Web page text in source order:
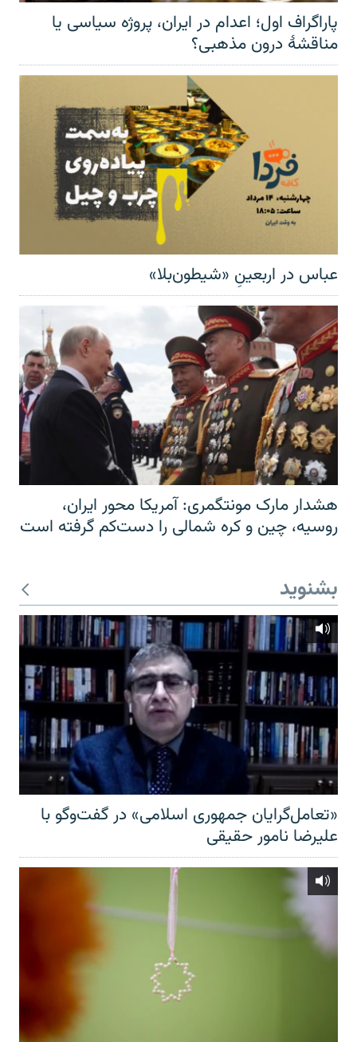
پاراگراف اول؛ اعدام در ایران، پروژه سیاسی یا
مناقشهٔ درون مذهبی؟
عباس در اربعینِ «شیطون‌بلا»
هشدار مارک مونتگمری: آمریکا محور ایران،
روسیه، چین و کره شمالی را دست‌کم گرفته است
بشنوید
«تعامل‌گرایان جمهوری اسلامی» در گفت‌وگو با
علیرضا نامور حقیقی